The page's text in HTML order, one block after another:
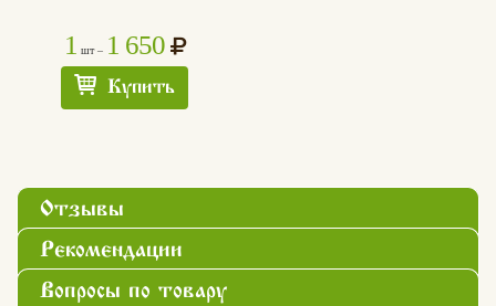
1 шт – 1 650
Купить
Отзывы
Рекомендации
Вопросы по товару